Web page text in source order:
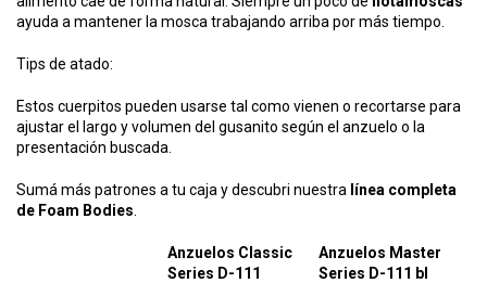
ayuda a mantener la mosca trabajando arriba por más tiempo.
Tips de atado:
Estos cuerpitos pueden usarse tal como vienen o recortarse para
ajustar el largo y volumen del gusanito según el anzuelo o la
presentación buscada.
Sumá más patrones a tu caja y descubri nuestra línea completa
de Foam Bodies
Anzuelos Classic
Series D-111
Anzuelos Master
Series D-111 bl